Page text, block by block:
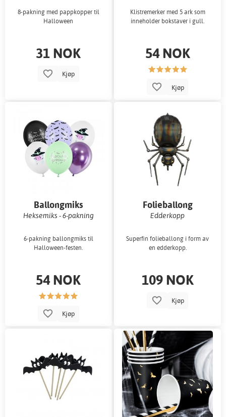
8-pakning med pappkopper til
Halloween
31 NOK
Kjøp
Klistremerker med 5 ark som
inneholder bokstaver i gull.
54 NOK
Kjøp
Ballongmiks
Heksemiks - 6-pakning
6-pakning ballongmiks til
Halloween-festen.
54 NOK
Kjøp
Folieballong
Edderkopp
Superfin folieballong i form av
en edderkopp.
109 NOK
Kjøp